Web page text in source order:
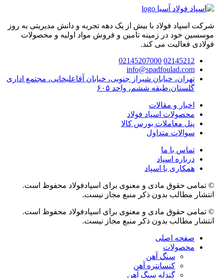
شرکت اسپاد فولاد با بیش از یک دهه تجربه و دانش مدیریتی به روز
موسسین خود در زمینه تامین و فروش مواد اولیه و محصولات
فولادی فعالیت می کند.
02145212
02145207000
info@spadfoulad.com
تهران، خیابان شیراز جنوبی، خیابان آقاعلیخانی، مجتمع اداری
گلستان،طبقه ششم، واحد ۶۰۵
اخبار و مقالات
محصولات اسپاد فولاد
پنل معاملات بورس کالا
سوالات متداول
تماس با ما
درباره اسپاد
همکاری با اسپاد
© تمامی حقوق مادی و معنوی برای اسپادفولاد محفوظ است.
انتشار مطالب بدون ذکر منبع مجاز نیست.
© تمامی حقوق مادی و معنوی برای اسپادفولاد محفوظ است.
انتشار مطالب بدون ذکر منبع مجاز نیست.
صفحه اصلی
محصولات
سنگ آهن
کنسانتره آهن
گندله سنگ آهن